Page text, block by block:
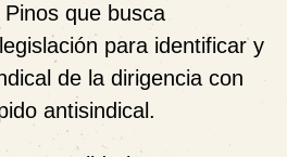
que busca
para identificar y
de la dirigencia con
antisindical.